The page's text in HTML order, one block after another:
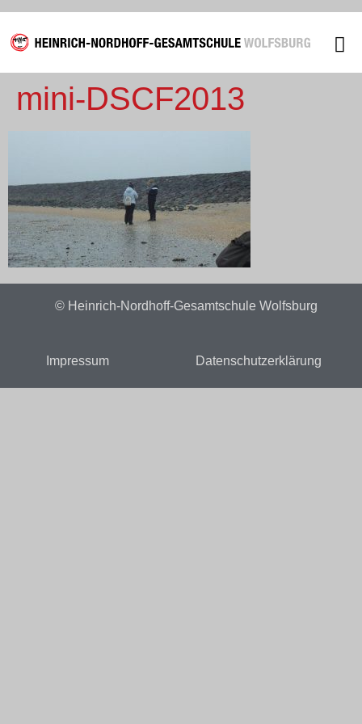
mini-DSCF2013
© Heinrich-Nordhoff-Gesamtschule Wolfsburg
Impressum Datenschutzerklärung